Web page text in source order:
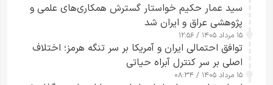
سید عمار حکیم خواستار گسترش همکاری‌های علمی و
پژوهشی عراق و ایران شد
۱۵ مرداد ۱۴۰۵ / ۱۲:۵۶
توافق احتمالی ایران و آمریکا بر سر تنگه هرمز؛ اختلاف
اصلی بر سر کنترل آبراه حیاتی
۱۵ مرداد ۱۴۰۵ / ۰۸:۳۴